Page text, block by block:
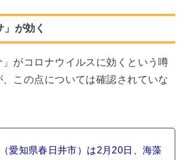
が効く
がコロナウイルスに効くという噂
この点については確認されていな
愛知県春日井市）は2月20日、海藻